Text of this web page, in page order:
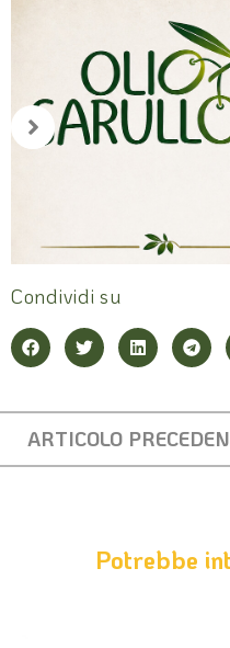
Condividi su
Potrebbe